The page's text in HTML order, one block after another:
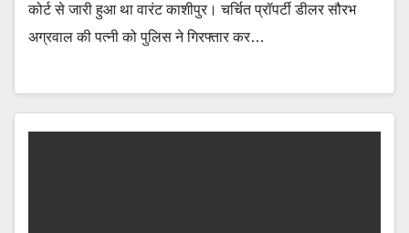
कोर्ट से जारी हुआ था वारंट काशीपुर। चर्चित प्रॉपर्टी डीलर सौरभ
अग्रवाल की पत्नी को पुलिस ने गिरफ्तार कर…